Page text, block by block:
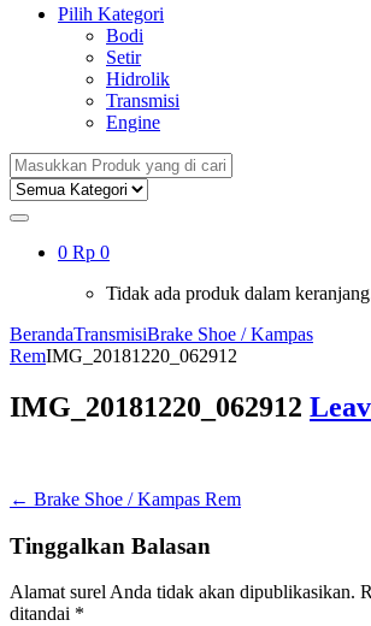
Pilih Kategori
Bodi
Setir
Hidrolik
Transmisi
Engine
Search
for:
0 Rp 0
Tidak ada produk dalam
BerandaTransmisiBrake Shoe / Kampas
RemIMG_20181220_062912
IMG_20181220_062912
Navigasi
pos
← Brake Shoe / Kampas Rem
Tinggalkan Balasan
Alamat surel Anda tidak akan dipublikasikan.
ditandai *